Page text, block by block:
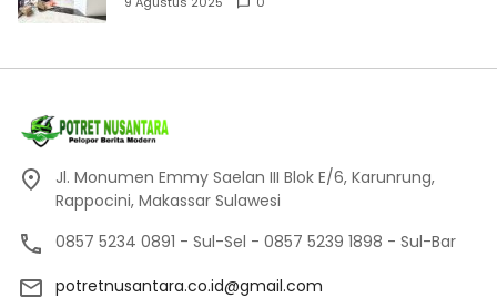
Jl. Monumen Emmy Saelan III Blok E/6, Karunrung,
Rappocini, Makassar Sulawesi
0857 5234 0891 - Sul-Sel - 0857 5239 1898 - Sul-Bar
potretnusantara.co.id@gmail.com